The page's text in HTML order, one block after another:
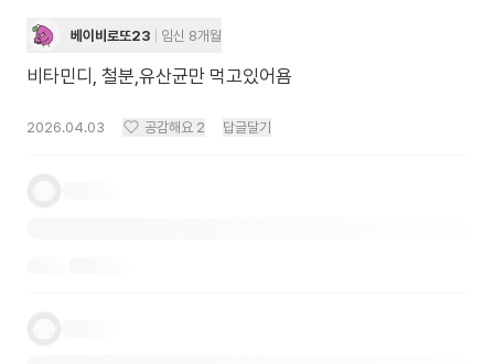
베이비로또23 임신 8개월
비타민디, 철분,유산균만 먹고있어욤
2026.04.03 공감해요 2 답글달기